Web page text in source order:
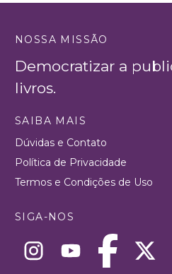
NOSSA MISSÃO
Democratizar a
livros.
SAIBA MAIS
Dúvidas e Contato
Política de Privacidade
Termos e Condições de Uso
SIGA-NOS